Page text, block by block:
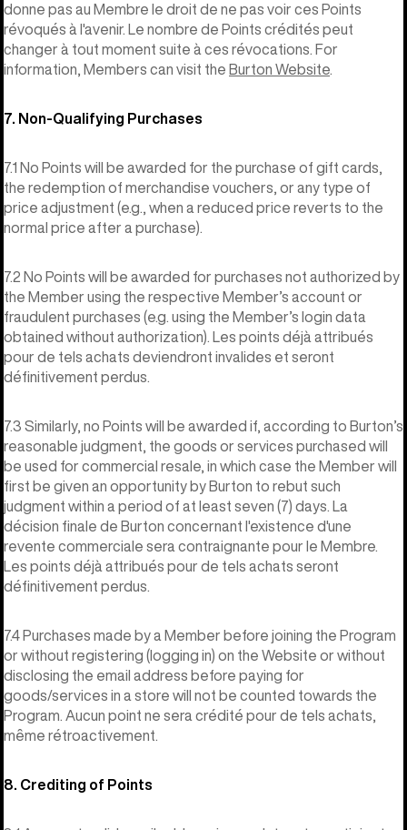
donne pas au Membre le droit de ne pas voir ces Points
révoqués à l'avenir. Le nombre de Points crédités peut
changer à tout moment suite à ces révocations. For
information, Members can visit the Burton Website
7. Non-Qualifying Purchases
7.1 No Points will be awarded for the purchase of gift cards,
the redemption of merchandise vouchers, or any type of
price adjustment (e.g., when a reduced price reverts to the
normal price after a purchase).
7.2 No Points will be awarded for purchases not authorized by
the Member using the respective Member’s account or
fraudulent purchases (e.g. using the Member’s login data
obtained without authorization). Les points déjà attribués
pour de tels achats deviendront invalides et seront
définitivement perdus.
7.3 Similarly, no Points will be awarded if, according to Burton’s
reasonable judgment, the goods or services purchased will
be used for commercial resale, in which case the Member will
first be given an opportunity by Burton to rebut such
judgment within a period of at least seven (7) days. La
décision finale de Burton concernant l'existence d'une
revente commerciale sera contraignante pour le Membre.
Les points déjà attribués pour de tels achats seront
définitivement perdus.
7.4 Purchases made by a Member before joining the Program
or without registering (logging in) on the Website or without
disclosing the email address before paying for
goods/services in a store will not be counted towards the
Program. Aucun point ne sera crédité pour de tels achats,
même rétroactivement.
8. Crediting of Points